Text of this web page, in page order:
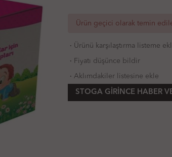
Ürün geçici olarak temin
· Ürünü karşılaştırma listeme
· Fiyatı düşünce bildir
· Aklımdakiler listesine ekle
STOGA GIRINCE HABER